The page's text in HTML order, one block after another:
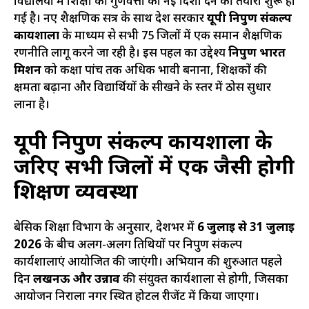
गई है। नए शैक्षणिक सत्र के साथ प्रदेश सरकारयूपी निपुण संकल्प
कार्यशालाके माध्यम से सभी 75 जिलों में एक समान शैक्षणिक
रणनीति लागू करने जा रही है। इस पहल का उद्देश्यनिपुण भारत
मिशनको कक्षा पांच तक अधिक प्रभावी बनाना, शिक्षकों की
क्षमता बढ़ाना और विद्यार्थियों के सीखने के स्तर में ठोस सुधार
लाना है।
यूपी निपुण संकल्प कार्यशाला के
जरिए सभी जिलों में एक जैसी होगी
शिक्षण व्यवस्था
बेसिक शिक्षा विभाग के अनुसार, प्रदेशभर में 6 जुलाई से 31 जुलाई
2026के बीच अलग-अलग तिथियों पर निपुण संकल्प
कार्यशालाएं आयोजित की जाएंगी। अभियान की शुरुआत पहले
दिनलखनऊ और उन्नावकी संयुक्त कार्यशाला से होगी, जिसका
आयोजन निराला नगर स्थित होटल रीजेंट में किया जाएगा।